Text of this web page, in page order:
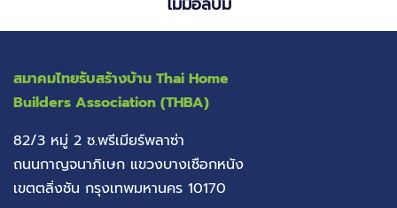
สมาคมไทยรับสร้างบ้าน Thai Home
Builders Association (THBA)
82/3 หมู่ 2 ซ.พรีเมียร์พลาซ่า
ถนนกาญจนาภิเษก แขวงบางเชือกหนัง
เขตตลิ่งชัน กรุงเทพมหานคร 10170